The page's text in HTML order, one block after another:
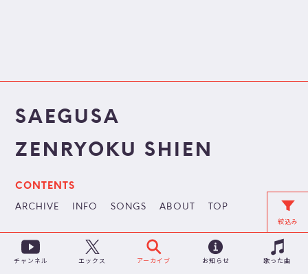
絞込み
チャンネル エックス アーカイブ お知らせ 歌った曲
SAEGUSA
ZENRYOKU SHIEN
CONTENTS
ARCHIVE INFO SONGS ABOUT TOP